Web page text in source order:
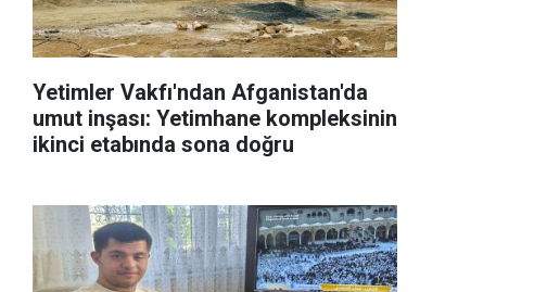
Yetimler Vakfı'ndan Afganistan'da
umut inşası: Yetimhane kompleksinin
ikinci etabında sona doğru